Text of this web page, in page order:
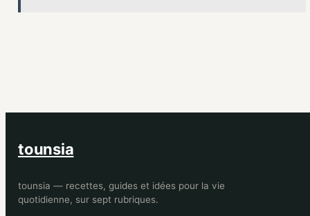
tounsia
tounsia — recettes, guides et idées pour la vie
quotidienne, sur sept rubriques.